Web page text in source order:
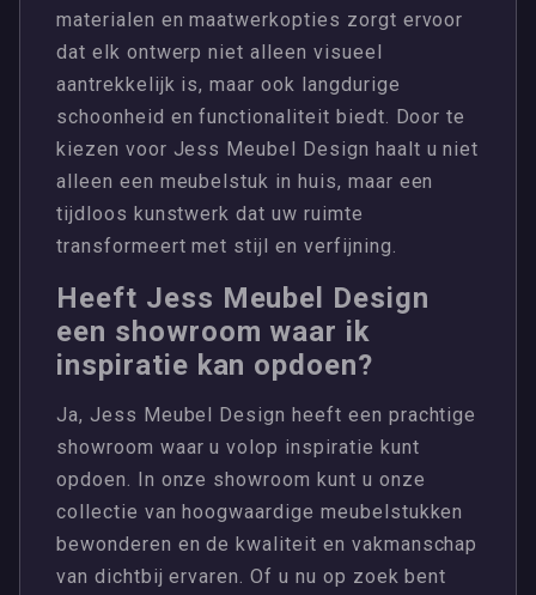
materialen en maatwerkopties zorgt ervoor
dat elk ontwerp niet alleen visueel
aantrekkelijk is, maar ook langdurige
schoonheid en functionaliteit biedt. Door te
kiezen voor Jess Meubel Design haalt u niet
alleen een meubelstuk in huis, maar een
tijdloos kunstwerk dat uw ruimte
transformeert met stijl en verfijning.
Heeft Jess Meubel Design
een showroom waar ik
inspiratie kan opdoen?
Ja, Jess Meubel Design heeft een prachtige
showroom waar u volop inspiratie kunt
opdoen. In onze showroom kunt u onze
collectie van hoogwaardige meubelstukken
bewonderen en de kwaliteit en vakmanschap
van dichtbij ervaren. Of u nu op zoek bent